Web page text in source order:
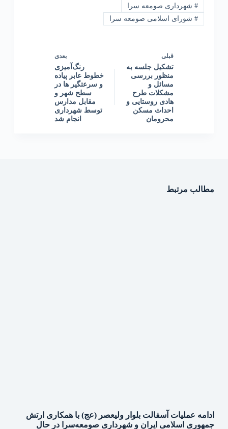
#شهرداری صومعه سرا
#شورای اسلامی صومعه سرا
قبلی
تشکیل جلسه به
منظور بررسی
مسائل و
مشکلات طرح
هادی روستایی و
احداث مسکن
محرومان
بعدی
رنگ‌آمیزی
خطوط عابر پیاده
و سرعتگیر ها در
سطح شهر و
مقابل مدارس
توسط شهرداری
انجام شد
مطالب مرتبط
ادامه عملیات آسفالت بلوار ولیعصر (عج) با همکاری ارتش
جمهوری اسلامی ایران و شهرداری صومعه‌سرا در حال